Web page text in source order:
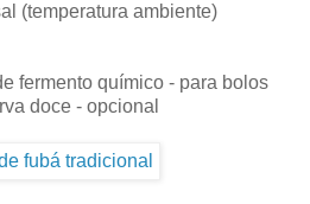
(temperatura ambiente)
fermento químico - para bolos
doce - opcional